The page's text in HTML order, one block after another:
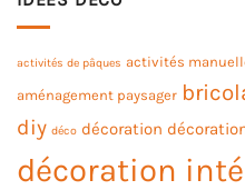
activités de pâques activités
aménagement paysager
diy déco décoration
décoration